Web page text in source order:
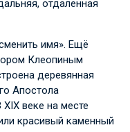
отдаленная
имя». Ещё
Клеопиным
деревянная
Апостола
веке на месте
красивый каменный